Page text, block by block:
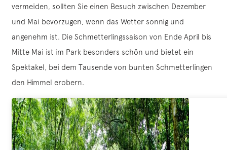
vermeiden, sollten Sie einen Besuch zwischen Dezember
und Mai bevorzugen, wenn das Wetter sonnig und
angenehm ist. Die Schmetterlingssaison von Ende April bis
Mitte Mai ist im Park besonders schön und bietet ein
Spektakel, bei dem Tausende von bunten Schmetterlingen
den Himmel erobern.